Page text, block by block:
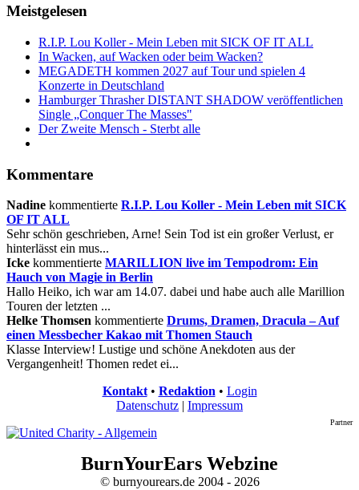
Meistgelesen
R.I.P. Lou Koller - Mein Leben mit SICK OF IT ALL
In Wacken, auf Wacken oder beim Wacken?
MEGADETH kommen 2027 auf Tour und spielen 4
Konzerte in Deutschland
Hamburger Thrasher DISTANT SHADOW veröffentlichen
Single „Conquer The Masses"
Der Zweite Mensch - Sterbt alle
Kommentare
Nadine kommentierte R.I.P. Lou Koller - Mein Leben mit SICK
OF IT ALL
Sehr schön geschrieben, Arne! Sein Tod ist ein großer Verlust, er
hinterlässt ein mus...
Icke kommentierte MARILLION live im Tempodrom: Ein
Hauch von Magie in Berlin
Hallo Heiko, ich war am 14.07. dabei und habe auch alle Marillion
Touren der letzten ...
Helke Thomsen kommentierte Drums, Dramen, Dracula – Auf
einen Messbecher Kakao mit Thomen Stauch
Klasse Interview! Lustige und schöne Anekdoten aus der
Vergangenheit! Thomen redet ei...
Kontakt• Redaktion • Login
Datenschutz | Impressum
Partner
BurnYourEars Webzine
© burnyourears.de 2004 - 2026